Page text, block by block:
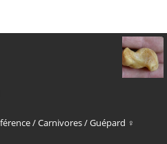
/Carnivores/Guépard ♀